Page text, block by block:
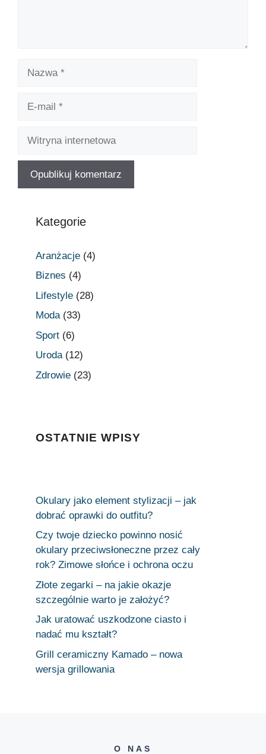
Kategorie
Aranżacje (4)
Biznes (4)
Lifestyle (28)
Moda(33)
Sport (6)
Uroda(12)
Zdrowie (23)
OSTATNIE WPISY
Okulary jako element stylizacji – jak
dobrać oprawki do outfitu?
Czy twoje dziecko powinno nosić
okulary przeciwsłoneczne przez cały
rok? Zimowe słońce i ochrona oczu
Złote zegarki – na jakie okazje
szczególnie warto je założyć?
Jak uratować uszkodzone ciasto i
nadać mu kształt?
Grill ceramiczny Kamado – nowa
wersja grillowania
O NAS